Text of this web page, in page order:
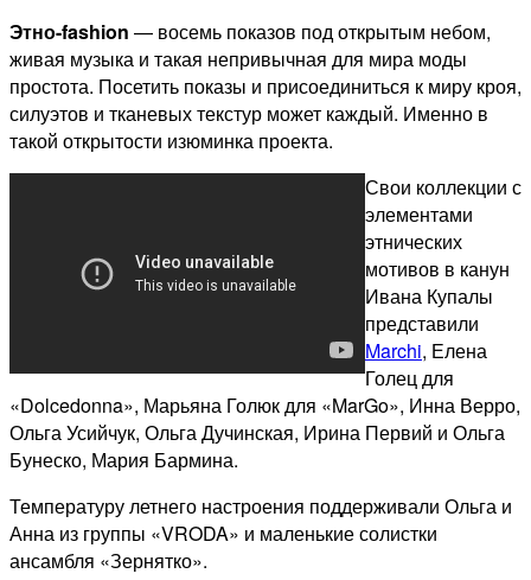
Этно-fashion — восемь показов под открытым небом,
живая музыка и такая непривычная для мира моды
простота. Посетить показы и присоединиться к миру кроя,
силуэтов и тканевых текстур может каждый. Именно в
такой открытости изюминка проекта.
Свои коллекции с
элементами
этнических
мотивов в канун
Ивана Купалы
представили
Marchi, Елена
Голец для
«Dolcedonna», Марьяна Голюк для «MarGo», Инна Верро,
Ольга Усийчук, Ольга Дучинская, Ирина Первий и Ольга
Бунеско, Мария Бармина.
Температуру летнего настроения поддерживали Ольга и
Анна из группы «VRODA» и маленькие солистки
ансамбля «Зернятко».